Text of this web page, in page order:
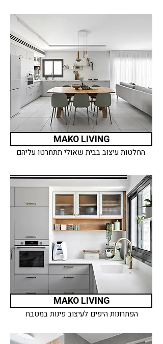
MAKO LIVING
החלטות עיצוב בבית שאולי תתחרטו עליהם
MAKO LIVING
הפתרונות היפים לעיצוב פינות במטבח